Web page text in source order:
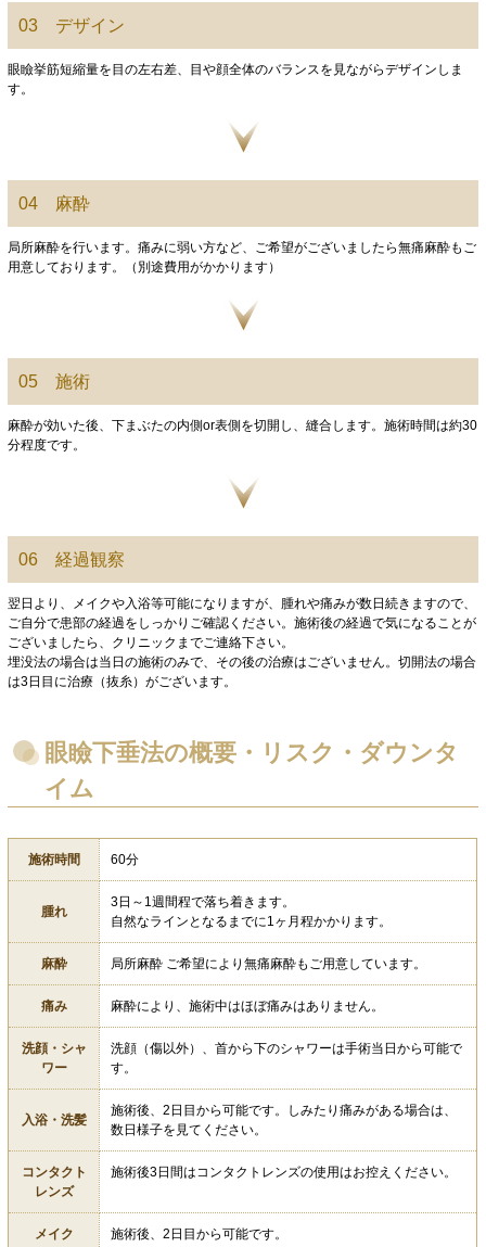
03 デザイン
眼瞼挙筋短縮量を目の左右差、目や顔全体のバランスを見ながらデザインしま
す。
04 麻酔
局所麻酔を行います。痛みに弱い方など、ご希望がございましたら無痛麻酔もご
用意しております。（別途費用がかかります）
05 施術
麻酔が効いた後、下まぶたの内側or表側を切開し、縫合します。施術時間は約30
分程度です。
06 経過観察
翌日より、メイクや入浴等可能になりますが、腫れや痛みが数日続きますので、
ご自分で患部の経過をしっかりご確認ください。施術後の経過で気になることが
ございましたら、クリニックまでご連絡下さい。
埋没法の場合は当日の施術のみで、その後の治療はございません。切開法の場合
は3日目に治療（抜糸）がございます。
眼瞼下垂法の概要・リスク・ダウンタ
イム
施術時間 60分
腫れ
3日～1週間程で落ち着きます。
自然なラインとなるまでに1ヶ月程かかります。
麻酔 局所麻酔 ご希望により無痛麻酔もご用意しています。
痛み 麻酔により、施術中はほぼ痛みはありません。
洗顔・シャ
ワー
洗顔（傷以外）、首から下のシャワーは手術当日から可能で
す。
入浴・洗髪
施術後、2日目から可能です。しみたり痛みがある場合は、
数日様子を見てください。
コンタクト
レンズ
施術後3日間はコンタクトレンズの使用はお控えください。
メイク 施術後、2日目から可能です。